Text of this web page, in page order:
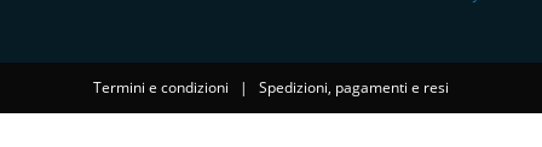
Termini e condizioni | Spedizioni, pagamenti e resi